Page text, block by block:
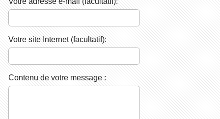
Votre site Internet (facultatif):
Contenu de votre message :